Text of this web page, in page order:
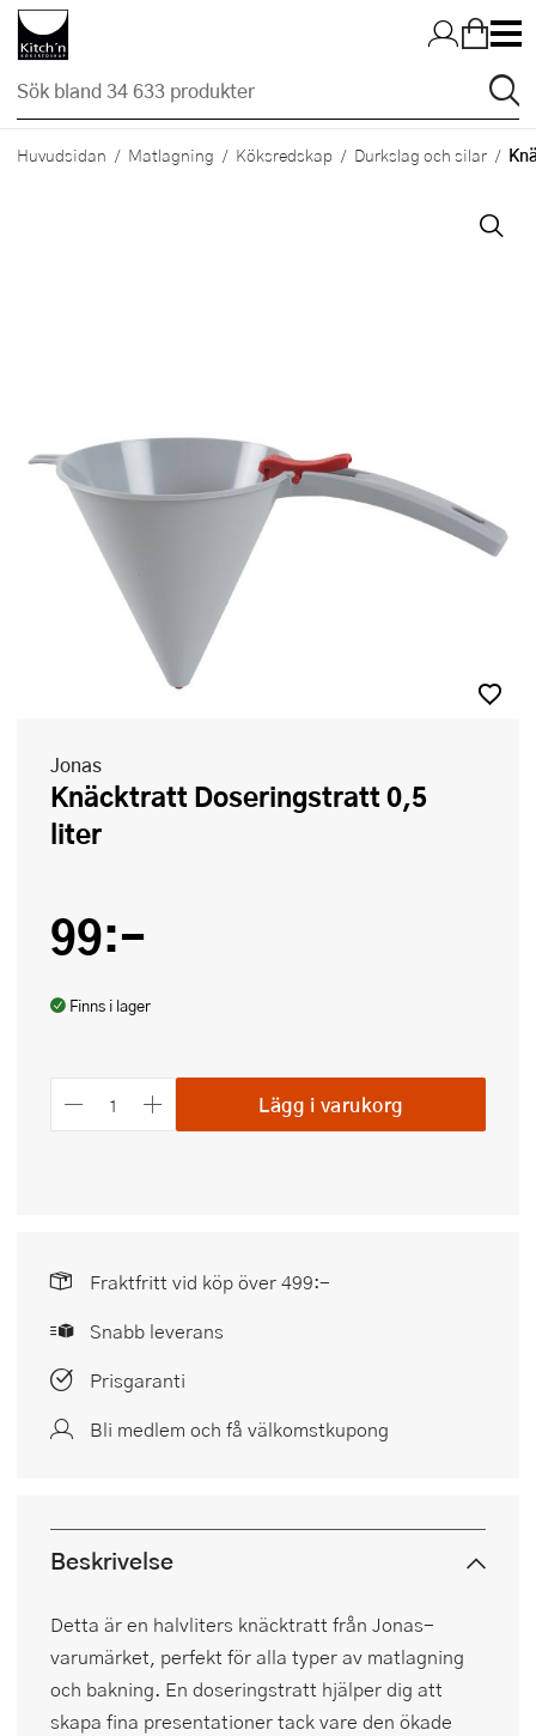
Hopp till huvudinnehållet
Huvudsidan Matlagning Köksredskap Durkslag och silar
Jonas
Knäcktratt Doseringstratt 0,5
liter
99:-
Finns i lager
Lägg i varukorg
Fraktfritt vid köp över 499:-
Snabb leverans
Prisgaranti
Bli medlem och få välkomstkupong
Beskrivelse
Detta är en halvliters knäcktratt från Jonas-
varumärket, perfekt för alla typer av matlagning
och bakning. En doseringstratt hjälper dig att
skapa fina presentationer tack vare den ökade